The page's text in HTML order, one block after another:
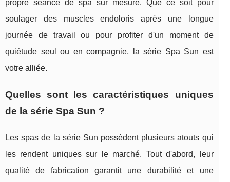
propre séance de spa sur mesure. Que ce soit pour
soulager des muscles endoloris après une longue
journée de travail ou pour profiter d'un moment de
quiétude seul ou en compagnie, la série Spa Sun est
votre alliée.
Quelles sont les caractéristiques uniques
de la série Spa Sun ?
Les spas de la série Sun possèdent plusieurs atouts qui
les rendent uniques sur le marché. Tout d'abord, leur
qualité de fabrication garantit une durabilité et une